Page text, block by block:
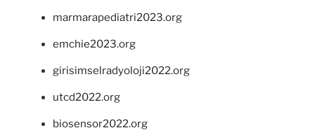
marmarapediatri2023.org
emchie2023.org
girisimselradyoloji2022.org
utcd2022.org
biosensor2022.org